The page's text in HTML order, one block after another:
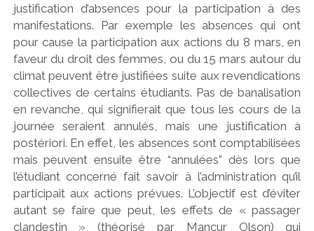
justification d’absences pour la participation à des
manifestations. Par exemple les absences qui ont
pour cause la participation aux actions du 8 mars, en
faveur du droit des femmes, ou du 15 mars autour du
climat peuvent être justifiées suite aux revendications
collectives de certains étudiants. Pas de banalisation
en revanche, qui signifierait que tous les cours de la
journée seraient annulés, mais une justification à
postériori. En effet, les absences sont comptabilisées
mais peuvent ensuite être “annulées” dès lors que
l’étudiant concerné fait savoir à l’administration qu’il
participait aux actions prévues. L’objectif est d’éviter
autant se faire que peut, les effets de « passager
clandestin » (théorisé par Mancur Olson) qui